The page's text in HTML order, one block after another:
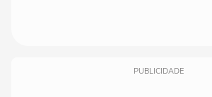
PUBLICIDADE